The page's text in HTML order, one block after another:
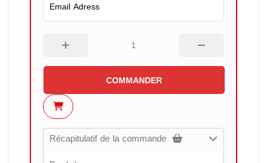
COMMANDER
Récapitulatif de la commande